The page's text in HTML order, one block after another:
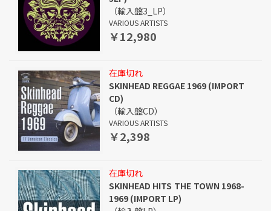
（輸入盤3_LP）
VARIOUS ARTISTS
￥12,980
在庫切れ
SKINHEAD REGGAE 1969 (IMPORT
CD)
（輸入盤CD）
VARIOUS ARTISTS
￥2,398
在庫切れ
SKINHEAD HITS THE TOWN 1968-
1969 (IMPORT LP)